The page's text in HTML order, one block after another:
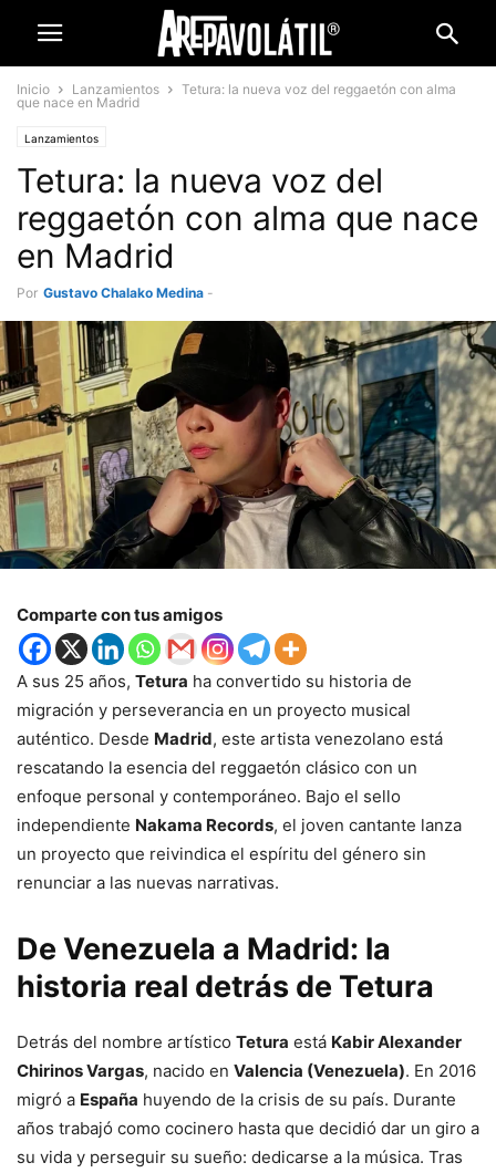
Inicio Lanzamientos
Tetura: la nueva voz del reggaetón con alma
que nace en Madrid
Lanzamientos
Tetura: la nueva voz del
reggaetón con alma que nace
en Madrid
Por Gustavo Chalako Medina -
Comparte con tus amigos
A sus 25 años, Tetura ha convertido su historia de
migración y perseverancia en un proyecto musical
auténtico. Desde Madrid, este artista venezolano está
rescatando la esencia del reggaetón clásico con un
enfoque personal y contemporáneo. Bajo el sello
independiente Nakama Records, el joven cantante lanza
un proyecto que reivindica el espíritu del género sin
renunciar a las nuevas narrativas.
De Venezuela a Madrid: la
historia real detrás de Tetura
Detrás del nombre artístico Tetura está Kabir Alexander
Chirinos Vargas, nacido en Valencia (Venezuela). En 2016
migró a España huyendo de la crisis de su país. Durante
años trabajó como cocinero hasta que decidió dar un giro a
su vida y perseguir su sueño: dedicarse a la música. Tras